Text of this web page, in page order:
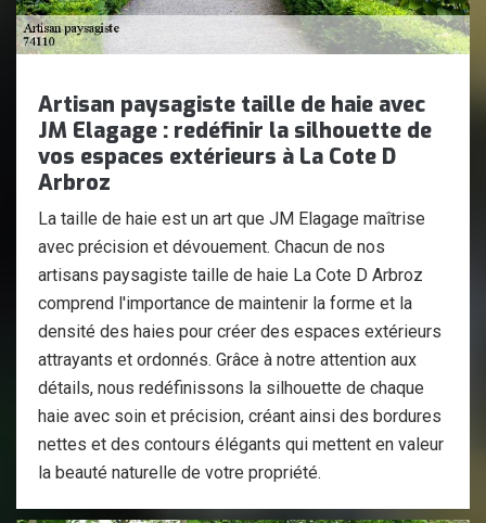
Artisan paysagiste taille de haie avec
JM Elagage : redéfinir la silhouette de
vos espaces extérieurs à La Cote D
Arbroz
La taille de haie est un art que JM Elagage maîtrise
avec précision et dévouement. Chacun de nos
artisans paysagiste taille de haie La Cote D Arbroz
comprend l'importance de maintenir la forme et la
densité des haies pour créer des espaces extérieurs
attrayants et ordonnés. Grâce à notre attention aux
détails, nous redéfinissons la silhouette de chaque
haie avec soin et précision, créant ainsi des bordures
nettes et des contours élégants qui mettent en valeur
la beauté naturelle de votre propriété.